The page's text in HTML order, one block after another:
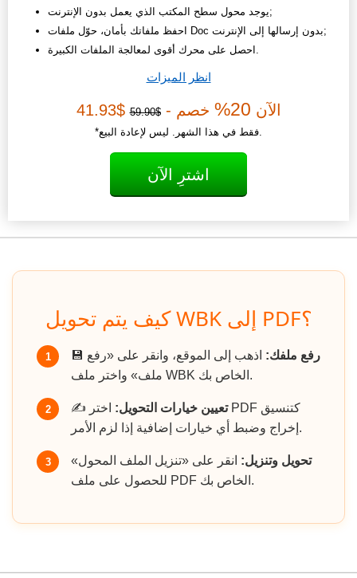
يوجد محول سطح المكتب الذي يعمل بدون الإنترنت;
احفظ ملفاتك بأمان، حوّل ملفات Doc بدون إرسالها إلى الإنترنت;
احصل على محرك أقوى لمعالجة الملفات الكبيرة.
انظر الميزات
الآن 20% خصم -$59.90
$41.93
*فقط في هذا الشهر. ليس لإعادة البيع.
اشترِ الآن
كيف يتم تحويل WBK إلى PDF؟
1 💾 رفع ملفك: اذهب إلى الموقع، وانقر على «رفع
ملف» واختر ملف WBK الخاص بك.
2 ✍️ تعيين خيارات التحويل: اختر PDF كتنسيق
إخراج وضبط أي خيارات إضافية إذا لزم الأمر.
3 تحويل وتنزيل: انقر على «تنزيل الملف المحول»
للحصول على ملف PDF الخاص بك.